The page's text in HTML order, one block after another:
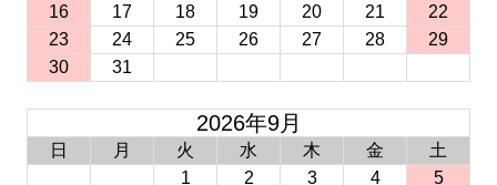
16
17 18 19 20 21
22
23
24 25 26 27 28
29
30
31
2026年9月
日 月 火 水 木 金
土
1
2 3 4 5